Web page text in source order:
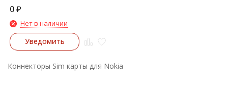
0₽
Нет в наличии
Уведомить
Коннекторы Sim карты для Nokia